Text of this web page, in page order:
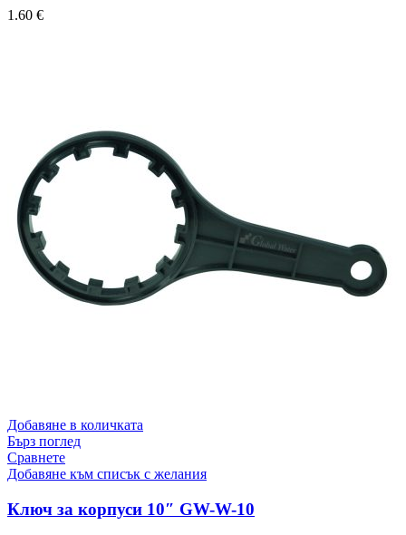
1.60 €
Добавяне в количката
Бърз поглед
Сравнете
Добавяне към списък с желания
Ключ за корпуси 10″ GW-W-10